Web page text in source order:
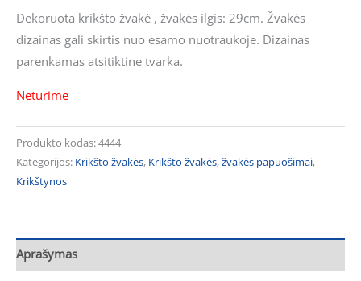
Dekoruota krikšto žvakė , žvakės ilgis: 29cm. Žvakės
dizainas gali skirtis nuo esamo nuotraukoje. Dizainas
parenkamas atsitiktine tvarka.
Neturime
Produkto kodas:4444
Kategorijos: Krikšto žvakės, Krikšto žvakės, žvakės papuošimai,
Krikštynos
Aprašymas